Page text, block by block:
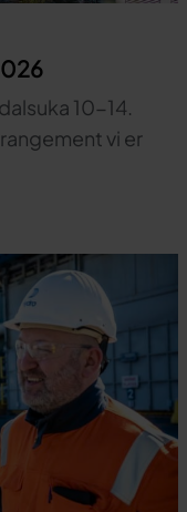
10-14.
vi er